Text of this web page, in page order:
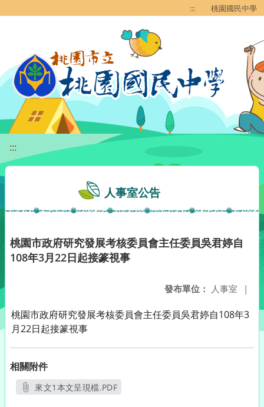
::: 桃園國民中學
:::
人事室公告
桃園市政府研究發展考核委員會主任委員吳君婷自
108年3月22日起接篆視事
發布單位： 人事室 |
桃園市政府研究發展考核委員會主任委員吳君婷自108年3
月22日起接篆視事
相關附件
來文1本文呈現檔.PDF